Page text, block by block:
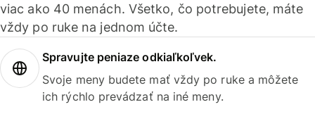
viac ako 40 menách. Všetko, čo potrebujete, máte
vždy po ruke na jednom účte.
Spravujte peniaze odkiaľkoľvek.
Svoje meny budete mať vždy po ruke a môžete
ich rýchlo prevádzať na iné meny.